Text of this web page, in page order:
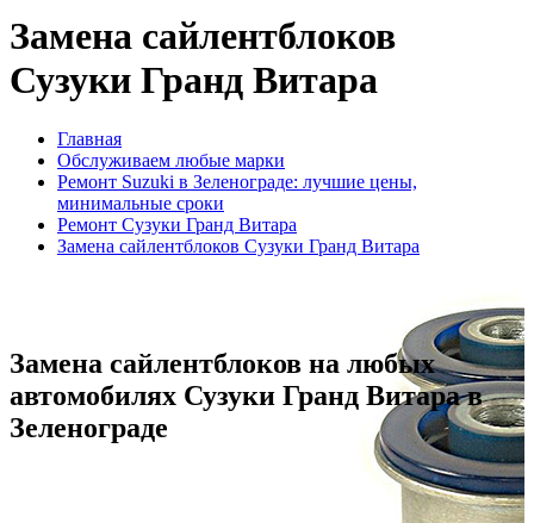
Замена сайлентблоков
Сузуки Гранд Витара
Главная
Обслуживаем любые марки
Ремонт Suzuki в Зеленограде: лучшие цены,
минимальные сроки
Ремонт Сузуки Гранд Витара
Замена сайлентблоков Сузуки Гранд Витара
Замена сайлентблоков на любых
автомобилях Сузуки Гранд Витара в
Зеленограде